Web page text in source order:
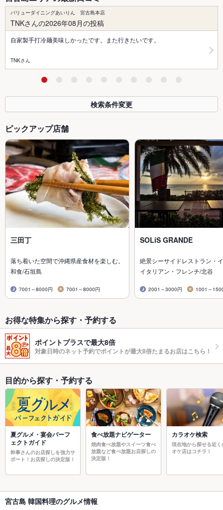
バリューダイニングあいりん 宮古島本店
TNKさんの2026年08月の投稿
自家製手打冷麺美味しかったです。また行きたいです。
TNKさん
検索条件変更
ピックアップ店舗
三田丁
落ち着いた空間で沖縄県産食材を楽しむ。
和食/石垣島
7001～8000円 7001～8000円
SOLiS GRANDE
絶景シーサイドレストラン・
イタリアン・フレンチ/北谷
2001～3000円 1001～
お得な特集から探す・予約する
ポイントプラスで最大8倍
対象日時のネット予約でポイントが最大8倍たまるお店はこちら！
目的から探す・予約する
夏グルメ・宴会パーフ
ェクトガイド
幹事さんのお店探しを強力サ
ポート！お店探しの決定版！
食べ放題ナビゲーター
焼肉食べ放題やスイーツ食べ
放題など食べ放題お店探しの
決定版！
カラオケ検索
現在地から探せる近く
オケ店はコチラ！
宮古島 韓国料理のグルメ情報